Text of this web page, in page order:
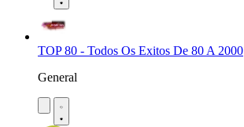
TOP 80 - Todos Os Exitos De 80 A 2000
General